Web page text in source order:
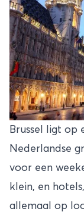
Brussel ligt op
Nederlandse
voor een
klein, en
allemaal op